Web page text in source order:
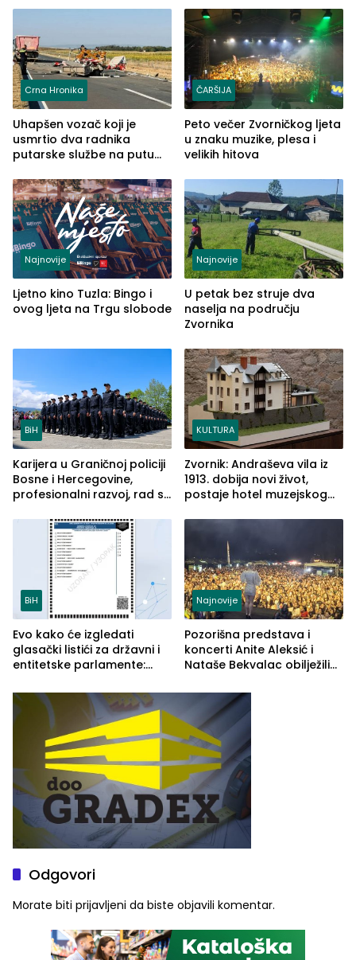
Crna Hronika
Uhapšen vozač koji je
usmrtio dva radnika
putarske službe na putu
(FOTO)
ČARŠIJA
Peto večer Zvorničkog ljeta
u znaku muzike, plesa i
velikih hitova
Najnovije
Ljetno kino Tuzla: Bingo i
ovog ljeta na Trgu slobode
Najnovije
U petak bez struje dva
naselja na području
Zvornika
BiH
Karijera u Graničnoj policiji
Bosne i Hercegovine,
profesionalni razvoj, rad sa
služba građanima
KULTURA
Zvornik: Andraševa vila iz
1913. dobija novi život,
postaje hotel muzejskog
BiH
Evo kako će izgledati
glasački listići za državni i
entitetske parlamente:
vidljive na njima
Najnovije
Pozorišna predstava i
koncerti Anite Aleksić i
Nataše Bekvalac obilježili
ljeta (FOTO)
Odgovori
Morate biti prijavljeni da biste objavili komentar.